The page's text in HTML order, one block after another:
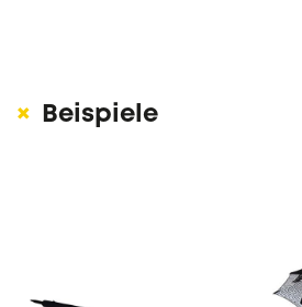
Beispiele